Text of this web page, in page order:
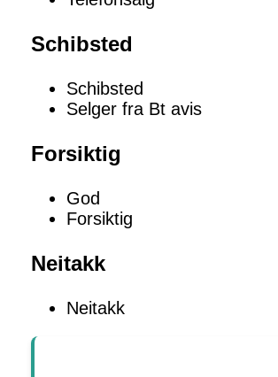
Schibsted
Schibsted
Selger fra Bt avis
Forsiktig
God
Forsiktig
Neitakk
Neitakk